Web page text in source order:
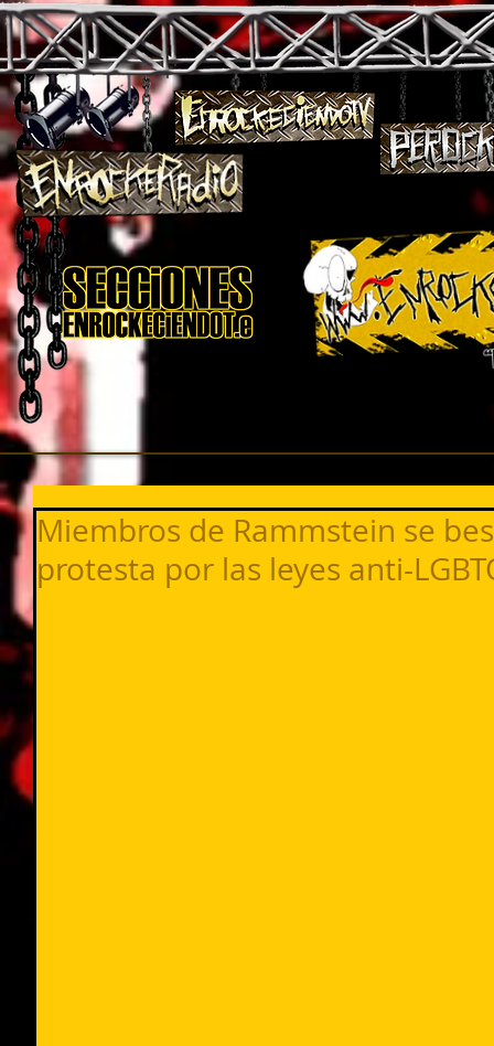
Miembros de Rammstein se
protesta por las leyes anti-